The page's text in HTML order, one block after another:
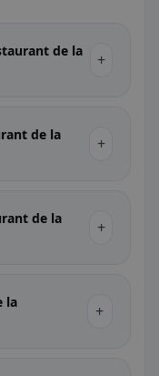
de la
+
de la
+
de la
+
la
+